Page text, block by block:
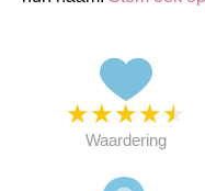
★★★★★
Waardering